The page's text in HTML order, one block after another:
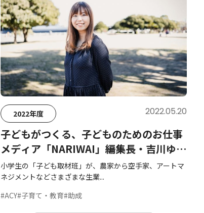
2022年度 2022.05.20
子どもがつくる、子どものためのお仕事
メディア「NARIWAI」――編集長・吉川ゆゆ
さんに聞く
小学生の「子ども取材班」が、農家から空手家、アートマ
ネジメントなどさまざまな生業...
#ACY#子育て・教育#助成